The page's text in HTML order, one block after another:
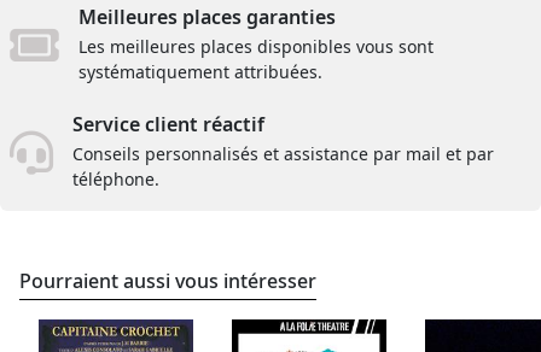
Meilleures places garanties
Les meilleures places disponibles vous sont
systématiquement attribuées.
Service client réactif
Conseils personnalisés et assistance par mail et par
téléphone.
Pourraient aussi vous intéresser